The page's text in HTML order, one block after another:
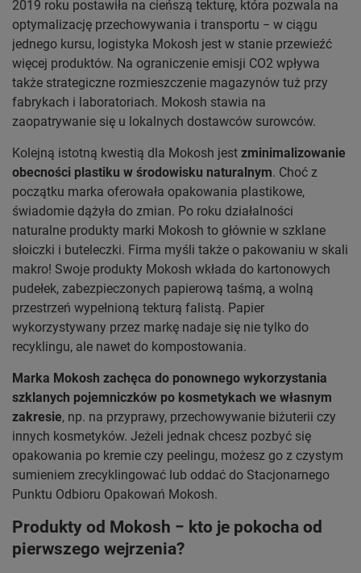
2019 roku postawiła na cieńszą tekturę, która pozwala na
optymalizację przechowywania i transportu − w ciągu
jednego kursu, logistyka Mokosh jest w stanie przewieźć
więcej produktów. Na ograniczenie emisji CO2 wpływa
także strategiczne rozmieszczenie magazynów tuż przy
fabrykach i laboratoriach. Mokosh stawia na
zaopatrywanie się u lokalnych dostawców surowców.
Kolejną istotną kwestią dla Mokosh jest zminimalizowanie
obecności plastiku w środowisku naturalnym. Choć z
początku marka oferowała opakowania plastikowe,
świadomie dążyła do zmian. Po roku działalności
naturalne produkty marki Mokosh to głównie w szklane
słoiczki i buteleczki. Firma myśli także o pakowaniu w skali
makro! Swoje produkty Mokosh wkłada do kartonowych
pudełek, zabezpieczonych papierową taśmą, a wolną
przestrzeń wypełnioną tekturą falistą. Papier
wykorzystywany przez markę nadaje się nie tylko do
recyklingu, ale nawet do kompostowania.
Marka Mokosh zachęca do ponownego wykorzystania
szklanych pojemniczków po kosmetykach we własnym
zakresie, np. na przyprawy, przechowywanie biżuterii czy
innych kosmetyków. Jeżeli jednak chcesz pozbyć się
opakowania po kremie czy peelingu, możesz go z czystym
sumieniem zrecyklingować lub oddać do Stacjonarnego
Punktu Odbioru Opakowań Mokosh.
Produkty od Mokosh − kto je pokocha od
pierwszego wejrzenia?